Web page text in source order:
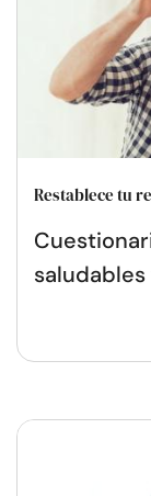
Restablece tu